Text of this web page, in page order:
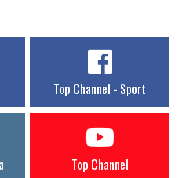
Top Channel - Sport
Top Channel